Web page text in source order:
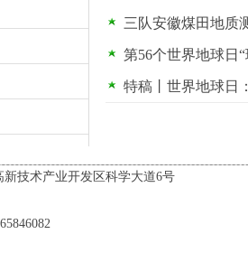
三队安徽煤田地质
第56个‌世界地球日
特稿丨世界地球日
技术产业开发区科学大道6号